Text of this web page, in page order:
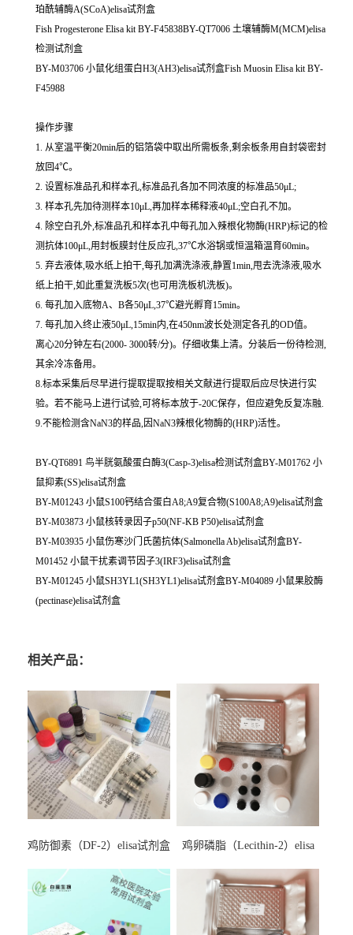
珀酰辅酶A(SCoA)elisa试剂盒
Fish Progesterone Elisa kit BY-F45838BY-QT7006 土壤辅酶M(MCM)elisa
检测试剂盒
BY-M03706 小鼠化组蛋白H3(AH3)elisa试剂盒Fish Muosin Elisa kit BY-
F45988
操作步骤
1. 从室温平衡20min后的铝箔袋中取出所需板条,剩余板条用自封袋密封
放回4℃。
2. 设置标准品孔和样本孔,标准品孔各加不同浓度的标准品50μL;
3. 样本孔先加待测样本10μL,再加样本稀释液40μL;空白孔不加。
4. 除空白孔外,标准品孔和样本孔中每孔加入辣根化物酶(HRP)标记的检
测抗体100μL,用封板膜封住反应孔,37℃水浴锅或恒温箱温育60min。
5. 弃去液体,吸水纸上拍干,每孔加满洗涤液,静置1min,甩去洗涤液,吸水
纸上拍干,如此重复洗板5次(也可用洗板机洗板)。
6. 每孔加入底物A、B各50μL,37℃避光孵育15min。
7. 每孔加入终止液50μL,15min内,在450nm波长处测定各孔的OD值。
离心20分钟左右(2000- 3000转/分)。仔细收集上清。分装后一份待检测,
其余冷冻备用。
8.标本采集后尽早进行提取提取按相关文献进行提取后应尽快进行实
验。若不能马上进行试验,可将标本放于-20C保存，但应避免反复冻融.
9.不能检测含NaN3的样品,因NaN3辣根化物酶的(HRP)活性。
BY-QT6891 鸟半胱氨酸蛋白酶3(Casp-3)elisa检测试剂盒BY-M01762 小
鼠抑素(SS)elisa试剂盒
BY-M01243 小鼠S100钙结合蛋白A8;A9复合物(S100A8;A9)elisa试剂盒
BY-M03873 小鼠核转录因子p50(NF-KB P50)elisa试剂盒
BY-M03935 小鼠伤寒沙门氏菌抗体(Salmonella Ab)elisa试剂盒BY-
M01452 小鼠干扰素调节因子3(IRF3)elisa试剂盒
BY-M01245 小鼠SH3YL1(SH3YL1)elisa试剂盒BY-M04089 小鼠果胶酶
(pectinase)elisa试剂盒
相关产品：
鸡防御素（DF-2）elisa试剂盒
鸡卵磷脂（Lecithin-2）elisa